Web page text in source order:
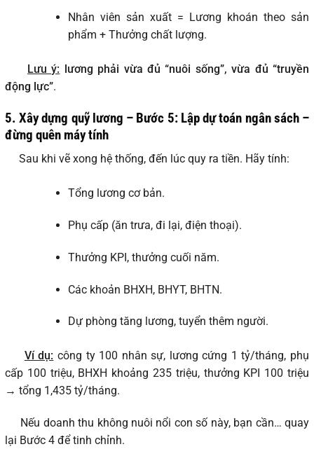
Nhân viên sản xuất = Lương khoán theo sản
phẩm + Thưởng chất lượng.
Lưu ý: lương phải vừa đủ “nuôi sống”, vừa đủ “truyền
động lực”.
5. Xây dựng quỹ lương – Bước 5: Lập dự toán ngân sách –
đừng quên máy tính
Sau khi vẽ xong hệ thống, đến lúc quy ra tiền. Hãy tính:
Tổng lương cơ bản.
Phụ cấp (ăn trưa, đi lại, điện thoại).
Thưởng KPI, thưởng cuối năm.
Các khoản BHXH, BHYT, BHTN.
Dự phòng tăng lương, tuyển thêm người.
Ví dụ: công ty 100 nhân sự, lương cứng 1 tỷ/tháng, phụ
cấp 100 triệu, BHXH khoảng 235 triệu, thưởng KPI 100 triệu
→ tổng 1,435 tỷ/tháng.
Nếu doanh thu không nuôi nổi con số này, bạn cần… quay
lại Bước 4 để tinh chỉnh.